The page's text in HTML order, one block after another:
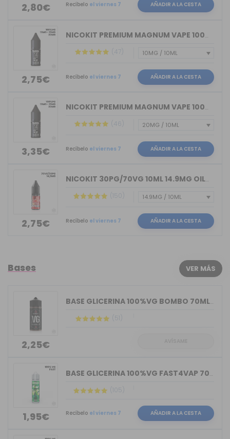
2,80€ Recíbelo el viernes 7 AÑADIR A LA CESTA
2,75€
NICOKIT PREMIUM MAGNUM VAPE 100%VG 10ML
(47)
Recíbelo el viernes 7 AÑADIR A LA CESTA
3,35€
NICOKIT PREMIUM MAGNUM VAPE 100%PG 10ML
(46)
Recíbelo el viernes 7 AÑADIR A LA CESTA
2,75€
NICOKIT 30PG/70VG 10ML 14.9MG OIL4VAP
(150)
Recíbelo el viernes 7 AÑADIR A LA CESTA
Bases VER MÁS
2,25€
BASE GLICERINA 100%VG BOMBO 70ML (BOT...
(51)
1,95€
BASE GLICERINA 100%VG FAST4VAP 70ML O...
(105)
Recíbelo el viernes 7 AÑADIR A LA CESTA